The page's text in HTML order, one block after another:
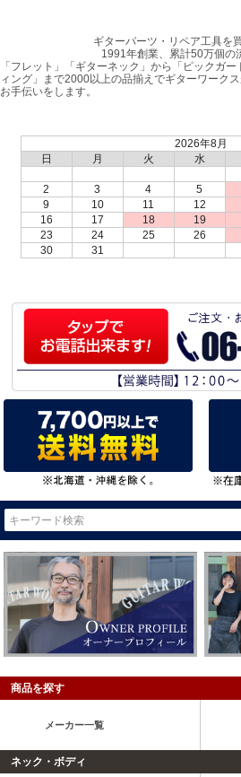
ギターパーツ・リペア工具を
1991年創業、累計50万個の
「フレット」「ギターネック」から「ピックガ
ィング」まで2000以上の品揃えでギターワーク
お手伝いをします。
2026年8月
日
月 火 水
2
3 4 5
9
10 11 12
16
17 18 19
23
24 25 26
30
31
商品を探す
メーカー一覧
ネック・ボディ